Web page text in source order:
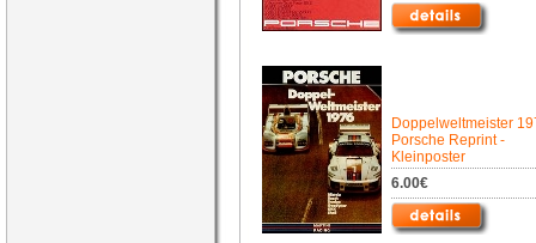
Doppelweltmeister
Porsche Reprint -
Kleinposter
6.00€